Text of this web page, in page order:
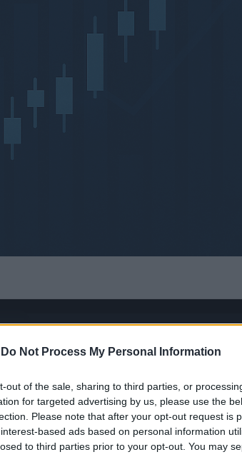
Do Not Process My Personal Information
out of the sale, sharing to third parties, or
for targeted advertising by us, please use the
Please note that after your opt-out request is
based ads based on personal information
to third parties prior to your opt-out. You may